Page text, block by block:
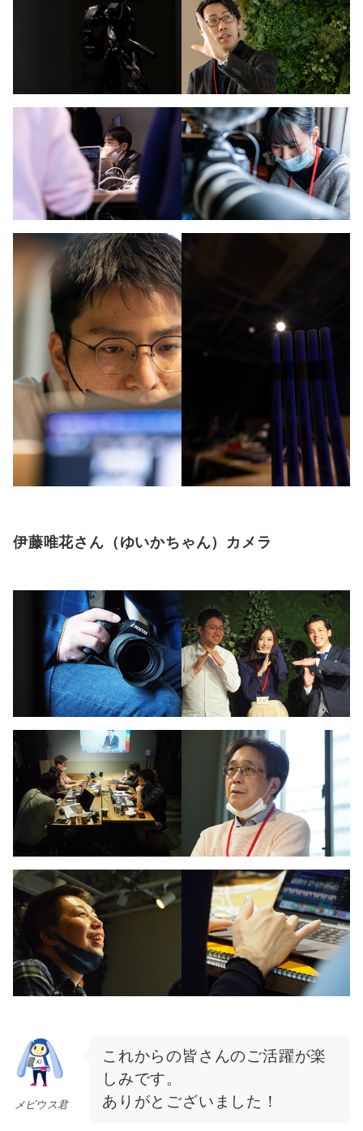
伊藤唯花さん（ゆいかちゃん）カメラ
メビウス君
これからの皆さんのご活躍が楽
しみです。
ありがとございました！